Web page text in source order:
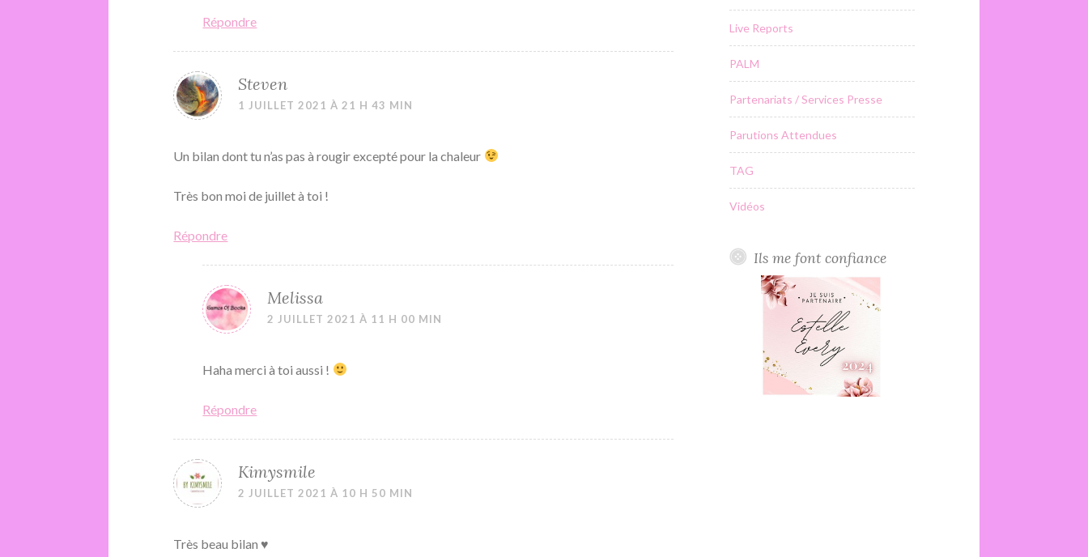
Répondre
Steven
1 JUILLET 2021 À 21 H 43 MIN
Un bilan dont tu n’as pas à rougir excepté pour la chaleur
Très bon moi de juillet à toi !
Répondre
Melissa
2 JUILLET 2021 À 11 H 00 MIN
Haha merci à toi aussi !
Répondre
Kimysmile
2 JUILLET 2021 À 10 H 50 MIN
Très beau bilan ♥
Live Reports
PALM
Partenariats / Services Presse
Parutions Attendues
TAG
Vidéos
Ils me font confiance